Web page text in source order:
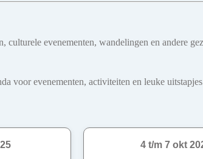
evenementen, wandelingen en andere
voor evenementen, activiteiten en leuke
4 t/m 7 okt